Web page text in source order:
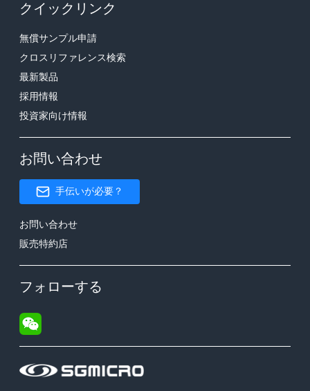
クイックリンク
無償サンプル申請
クロスリファレンス検索
最新製品
採用情報
投資家向け情報
お問い合わせ
手伝いが必要？
お問い合わせ
販売特約店
フォローする